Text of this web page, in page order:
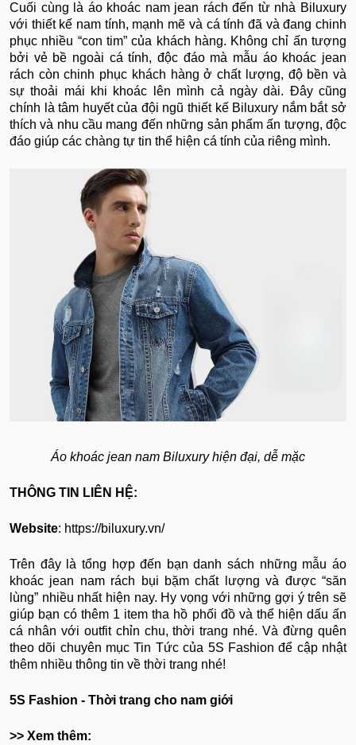
Cuối cùng là áo khoác nam jean rách đến từ nhà Biluxury
với thiết kế nam tính, mạnh mẽ và cá tính đã và đang chinh
phục nhiều “con tim” của khách hàng. Không chỉ ấn tượng
bởi vẻ bề ngoài cá tính, độc đáo mà mẫu áo khoác jean
rách còn chinh phục khách hàng ở chất lượng, độ bền và
sự thoải mái khi khoác lên mình cả ngày dài. Đây cũng
chính là tâm huyết của đội ngũ thiết kế Biluxury nắm bắt sở
thích và nhu cầu mang đến những sản phẩm ấn tượng, độc
đáo giúp các chàng tự tin thể hiện cá tính của riêng mình.
Áo khoác jean nam Biluxury hiện đại, dễ mặc
THÔNG TIN LIÊN HỆ:
Website: https://biluxury.vn/
Trên đây là tổng hợp đến bạn danh sách những mẫu áo
khoác jean nam rách bụi bặm chất lượng và được “săn
lùng” nhiều nhất hiện nay. Hy vọng với những gợi ý trên sẽ
giúp bạn có thêm 1 item tha hồ phối đồ và thể hiện dấu ấn
cá nhân với outfit chỉn chu, thời trang nhé. Và đừng quên
theo dõi chuyên mục Tin Tức của 5S Fashion để cập nhật
thêm nhiều thông tin về thời trang nhé!
5S Fashion - Thời trang cho nam giới
>> Xem thêm: